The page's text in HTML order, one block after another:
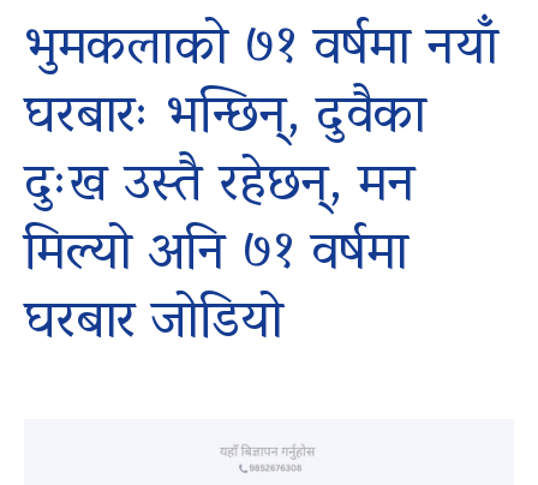
भुमकलाको ७१ वर्षमा नयाँ
घरबारः भन्छिन्, दुवैका
दुःख उस्तै रहेछन्, मन
मिल्यो अनि ७१ वर्षमा
घरबार जोडियो